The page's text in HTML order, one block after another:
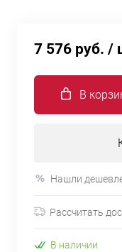
7 576 руб. /
В
Нашли
Рассчитать
В наличии